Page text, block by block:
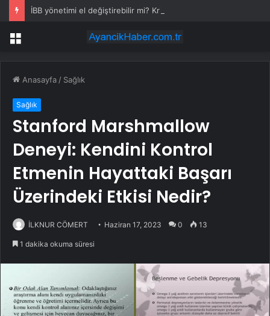
Menü
Anasayfa / Sağlık
Sağlık
Stanford Marshmallow
Deneyi: Kendini Kontrol
Etmenin Hayattaki Başarı
Üzerindeki Etkisi Nedir?
İLKNUR CÖMERT Haziran 17, 2023 0 13
1 dakika okuma süresi